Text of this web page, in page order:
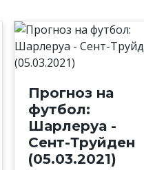
Прогноз на
футбол:
Шарлеруа -
Сент-Труйден
(05.03.2021)